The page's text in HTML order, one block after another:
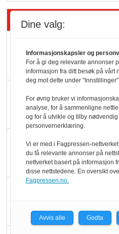
Siste artikler - Butikk i
Slik
Færre
hyller
Dine valg:
Informasjonskapsler og
For å gi deg relevante annonser
informasjon fra ditt besøk på vårt
deg mot dette under
For øvrig bruker vi
analyse, for å sammenligne
og for å utvikle og tilby
personvernerklæring.
Vi er med i Fagpressen-
du få relevante annonser på
nettverket basert på informasjon
disse nettstedene. En oversikt
Fagpressen.no.
Avvis alle Godta